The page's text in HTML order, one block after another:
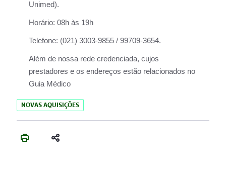
Unimed).
Horário: 08h às 19h
Telefone: (021) 3003-9855 / 99709-3654.
Além de nossa rede credenciada, cujos
prestadores e os endereços estão relacionados no
Guia Médico
NOVAS AQUISIÇÕES